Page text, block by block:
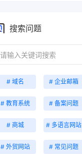
搜索问题
# 域名 # 企业邮箱
# 教育系统 # 备案问题
# 商城 # 多语言网站
# 外贸网站 # 常见问题